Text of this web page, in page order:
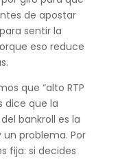
de apostar
sentir la
eso reduce
que “alto RTP
dice que la
bankroll es la
problema. Por
fija: si decides